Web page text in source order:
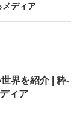
メディア
界を紹介 | 粋-
ィア